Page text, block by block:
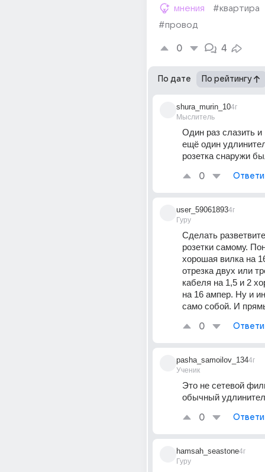
мнения
#квартира
#провод
0 4
По дате По рейтингу
shura_murin_10
Мыслитель
4г
Один раз слазить и
ещё один
розетка снаружи
0
user_59061893
Гуру
4г
Сделать
розетки самому.
хорошая вилка на
отрезка двух или
кабеля на 1,5 и 2
на 16 ампер. Ну и
само собой. И
0
pasha_samoilov_134
Ученик
4г
Это не сетевой
обычный
0
hamsah_seastone
Гуру
4г